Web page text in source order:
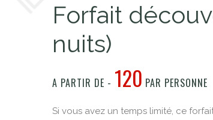
Forfait
nuits)
A PARTIR DE - 120 PAR PERSONNE
Si vous avez un temps limité, ce